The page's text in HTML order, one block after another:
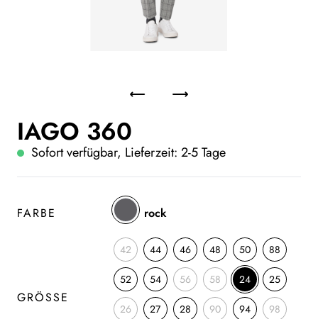
IAGO 360
Sofort verfügbar, Lieferzeit: 2-5 Tage
FARBE rock
GRÖSSE
42 44 46 48 50 88
52 54 56 58 24 25
26 27 28 90 94 98